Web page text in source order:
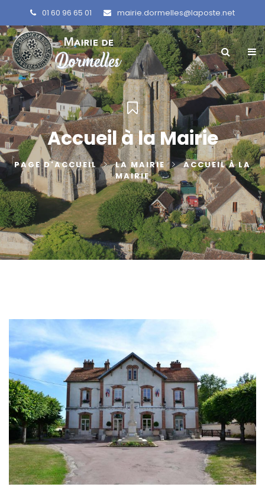
01 60 96 65 01 mairie.dormelles@laposte.net
Accueil à la Mairie
PAGE D'ACCUEIL LA MAIRIE
ACCUEIL À LA
MAIRIE